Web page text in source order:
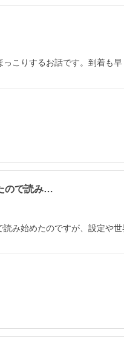
こりするお話です。到着も
ので読み…
み始めたのですが、設定や